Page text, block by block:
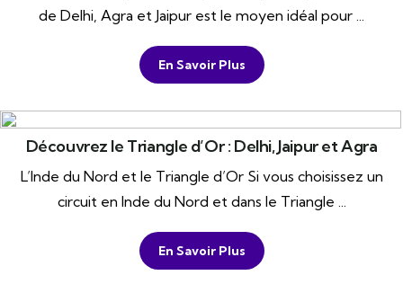
de Delhi, Agra et Jaipur est le moyen idéal pour ...
En Savoir Plus
Découvrez le Triangle d’Or : Delhi, Jaipur et Agra
L’Inde du Nord et le Triangle d’Or Si vous choisissez un
circuit en Inde du Nord et dans le Triangle ...
En Savoir Plus